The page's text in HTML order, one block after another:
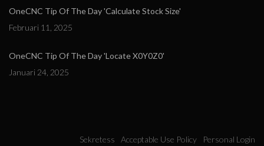
OneCNC Tip Of The Day 'Calculate Stock Size'
Februari 11, 2025
OneCNC Tip Of The Day 'Locate X0Y0Z0'
Januari 24, 2025
Sekretess Acceptable Use Policy Personal Login